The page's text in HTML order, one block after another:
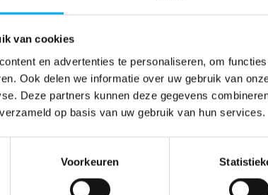
van cookies
en advertenties te personaliseren, om
Ook delen we informatie over uw gebruik van
Deze partners kunnen deze gegevens
op basis van uw gebruik van hun services.
Voorkeuren